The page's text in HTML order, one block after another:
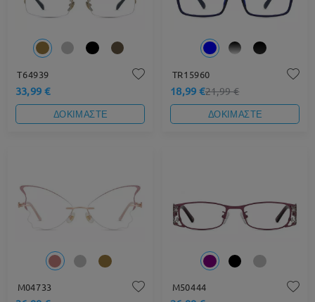
T64939
33,99 €
ΔΟΚΙΜΑΣΤΕ
TR15960
18,99 €21,99 €
ΔΟΚΙΜΑΣΤΕ
M04733 M50444